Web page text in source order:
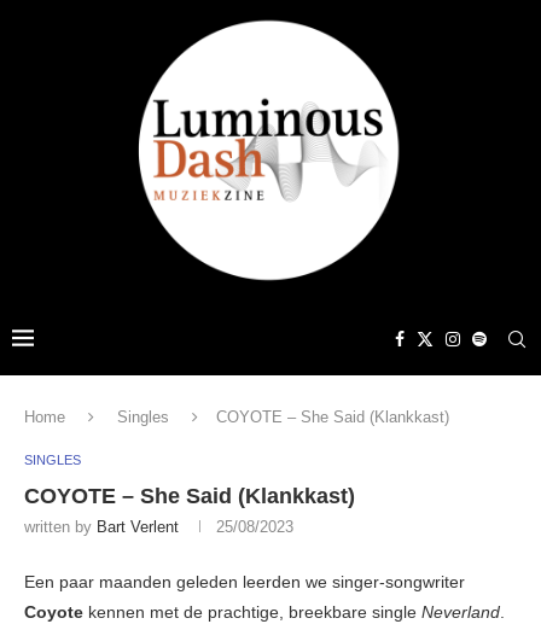
Home Singles COYOTE – She Said (Klankkast)
SINGLES
COYOTE – She Said (Klankkast)
written by Bart Verlent 25/08/2023
Een paar maanden geleden leerden we singer-songwriter
Coyote kennen met de prachtige, breekbare single Neverland.